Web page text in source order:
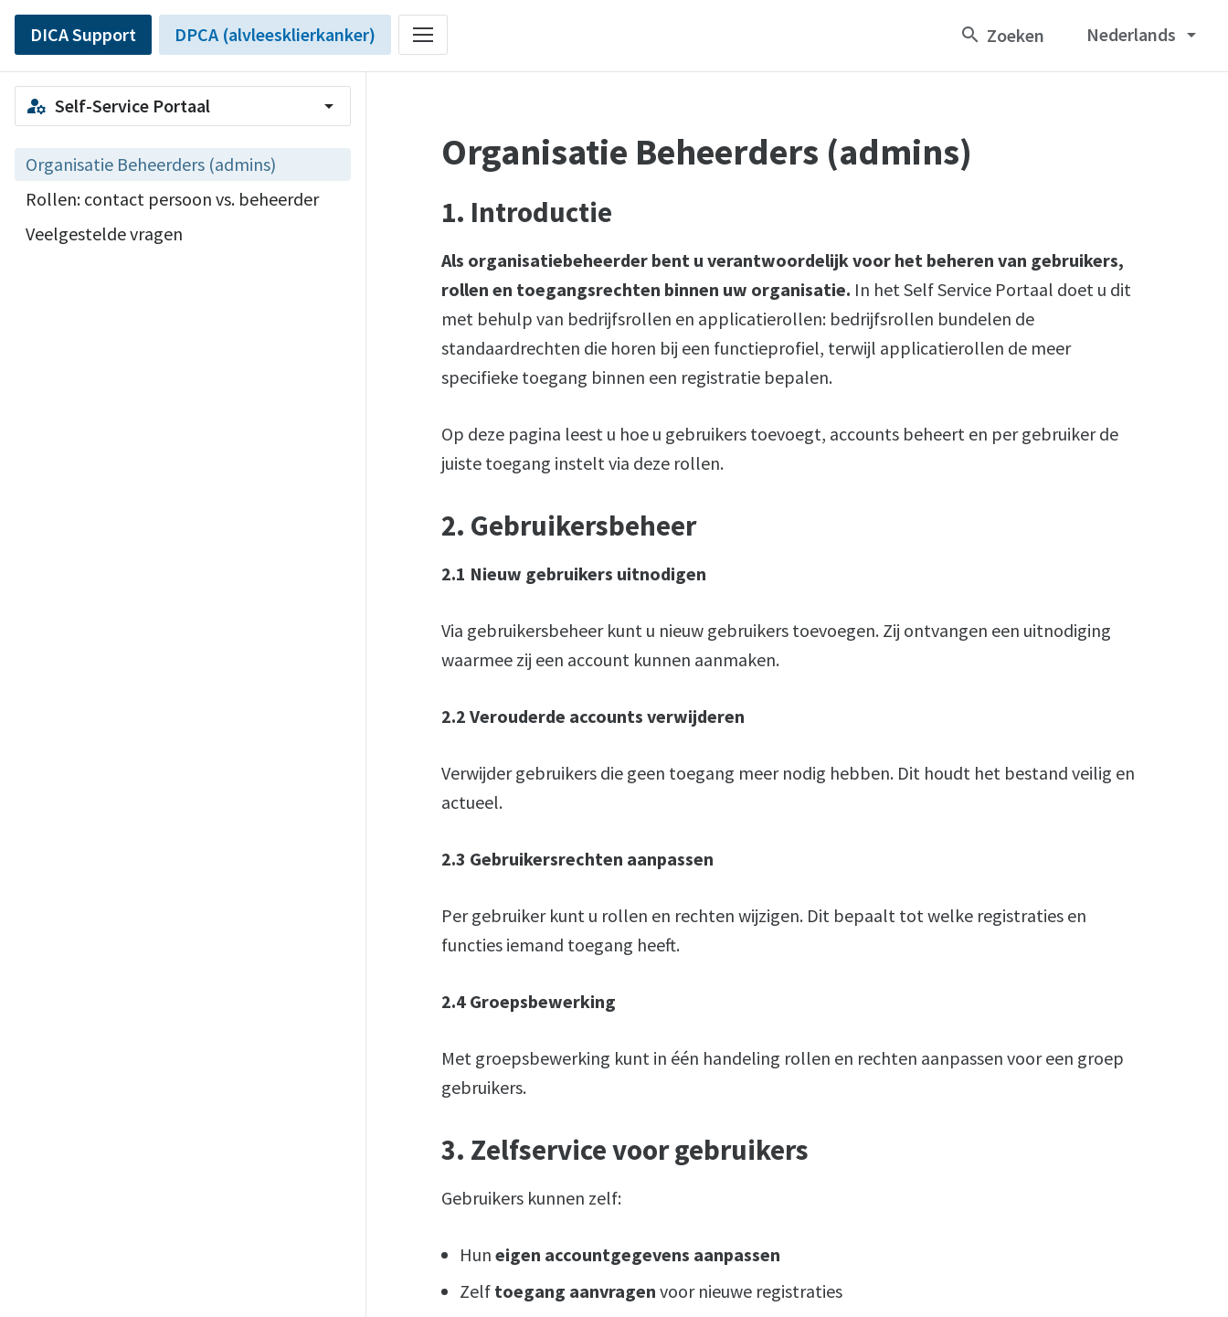
DICA Support DPCA (alvleesklierkanker) Nederlands arrow_drop_down
manage_accounts Self-Service Portaal arrow_drop_down
Organisatie Beheerders (admins)
Rollen: contact persoon vs. beheerder
Veelgestelde vragen
Organisatie Beheerders (admins)
1. Introductie
Als organisatiebeheerder bent u verantwoordelijk voor het beheren van gebruikers,
rollen en toegangsrechten binnen uw organisatie. In het Self Service Portaal doet u dit
met behulp van bedrijfsrollen en applicatierollen: bedrijfsrollen bundelen de
standaardrechten die horen bij een functieprofiel, terwijl applicatierollen de meer
specifieke toegang binnen een registratie bepalen.
Op deze pagina leest u hoe u gebruikers toevoegt, accounts beheert en per gebruiker de
juiste toegang instelt via deze rollen.
2. Gebruikersbeheer
2.1 Nieuw gebruikers uitnodigen
Via gebruikersbeheer kunt u nieuw gebruikers toevoegen. Zij ontvangen een uitnodiging
waarmee zij een account kunnen aanmaken.
2.2 Verouderde accounts verwijderen
Verwijder gebruikers die geen toegang meer nodig hebben. Dit houdt het bestand veilig en
actueel.
2.3 Gebruikersrechten aanpassen
Per gebruiker kunt u rollen en rechten wijzigen. Dit bepaalt tot welke registraties en
functies iemand toegang heeft.
2.4 Groepsbewerking
Met groepsbewerking kunt in één handeling rollen en rechten aanpassen voor een groep
gebruikers.
3. Zelfservice voor gebruikers
Gebruikers kunnen zelf:
Huneigen accountgegevens aanpassen
Zelf toegang aanvragen voor nieuwe registraties